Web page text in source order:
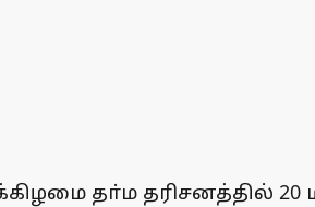
தா்ம தரிசனத்தில் 20